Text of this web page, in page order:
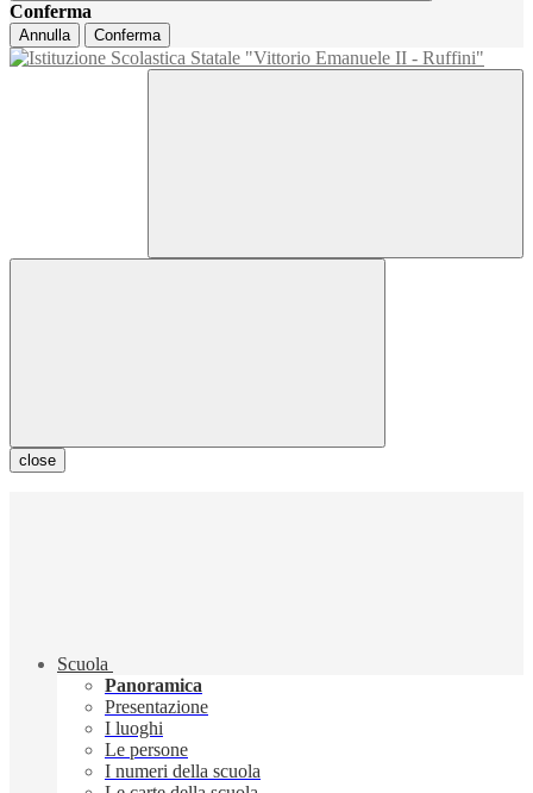
Conferma
Annulla Conferma
close
Scuola
Panoramica
Presentazione
I luoghi
Le persone
I numeri della scuola